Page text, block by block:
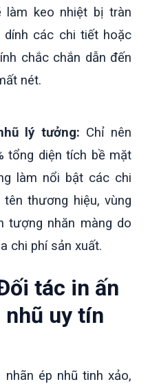
làm keo nhiệt bị tràn
các chi tiết hoặc
chắc chắn dẫn đến
nét.
lý tưởng: Chỉ nên
tổng diện tích bề mặt
làm nổi bật các chi
thương hiệu, vùng
tượng nhăn màng do
chi phí sản xuất.
tác in ấn
nhũ uy tín
ép nhũ tinh xảo,